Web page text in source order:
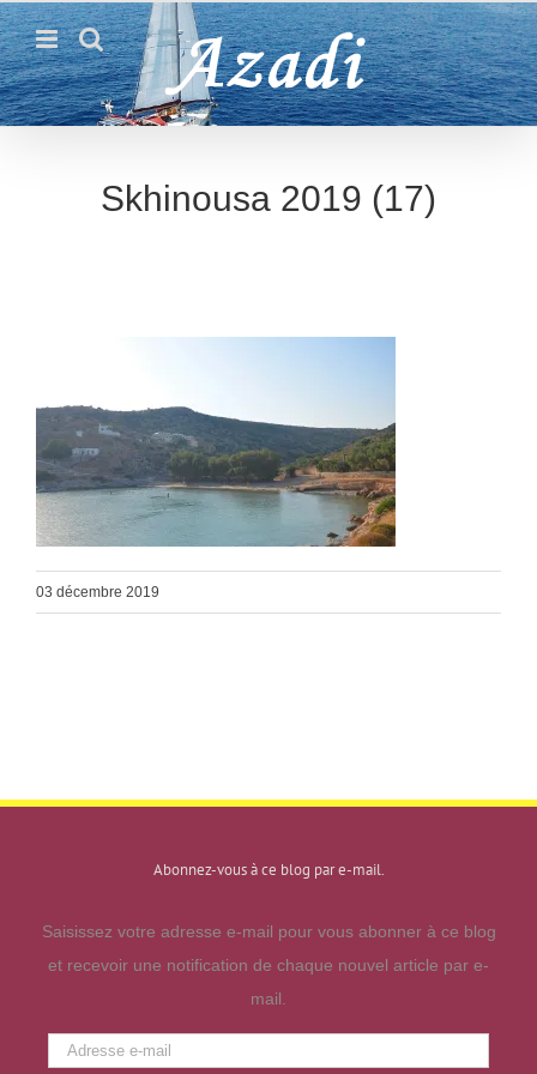
Passer
au
contenu
Skhinousa 2019 (17)
03 décembre 2019
Abonnez-vous à ce blog par e-mail.
Saisissez votre adresse e-mail pour vous abonner à ce blog
et recevoir une notification de chaque nouvel article par e-
mail.
Adresse